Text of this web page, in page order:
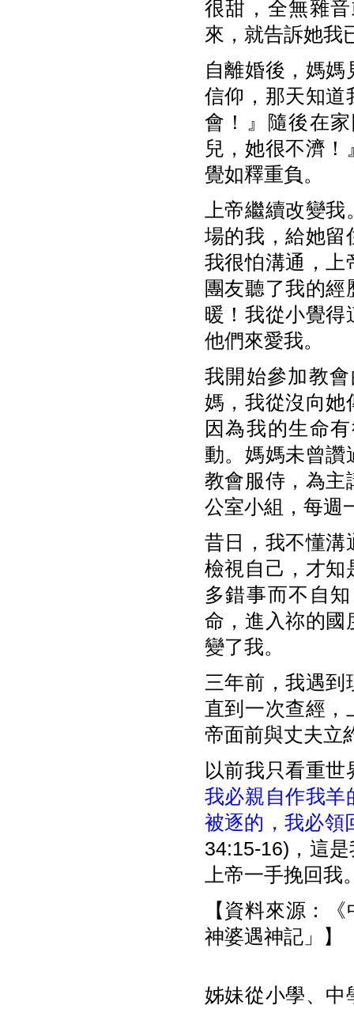
很甜，全無雜
來，就告訴她我
自離婚後，媽
信仰，那天知道
會！』隨後在
兒，她很不濟
覺如釋重負。
上帝繼續改變
場的我，給她留
我很怕溝通，上
團友聽了我的
暖！我從小覺得
他們來愛我。
我開始參加教
媽，我從沒向她
因為我的生命
動。媽媽未曾讚
教會服侍，為主
公室小組，每週
昔日，我不懂溝
檢視自己，才知
多錯事而不自
命，進入祢的國
變了我。
三年前，我遇
直到一次查經，
帝面前與丈夫立
以前我只看重
我必親自作我羊
被逐的，我必領
34:15-16)，這
上帝一手挽回
【資料來源：
神婆遇神記」】
姊妹從小學、中